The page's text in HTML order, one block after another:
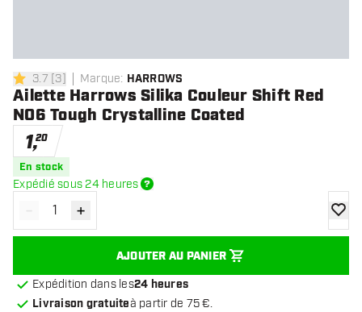
3.7 étoiles de notation
3.7 [3] Marque: HARROWS
Ailette Harrows Silika Couleur Shift Red
NO6 Tough Crystalline Coated
1,20
En stock
Expédié sous 24 heures
Diminuer la quantité
- Augmenter la quantité
+
AJOUTER AU PANIER
Expédition dans les24 heures
Livraison gratuiteà partir de 75 €.